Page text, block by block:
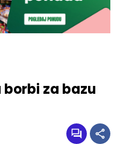
za bazu